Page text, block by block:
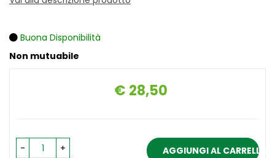
Buona Disponibilità
Non mutuabile
Prezzo
€ 28,50
- + AGGIUNGI AL CARRELLO